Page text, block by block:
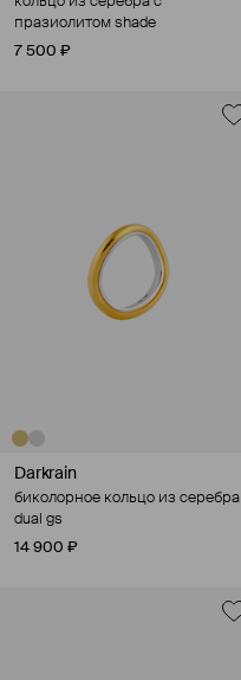
празиолитом shade
7 500 ₽
Darkrain
биколорное кольцо из серебра
dual gs
14 900 ₽